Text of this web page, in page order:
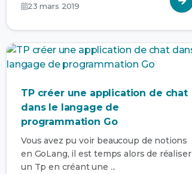
23 mars 2019
TP créer une application de chat
dans le langage de
programmation Go
Vous avez pu voir beaucoup de notions
en GoLang, il est temps alors de réaliser
un Tp en créant une ...